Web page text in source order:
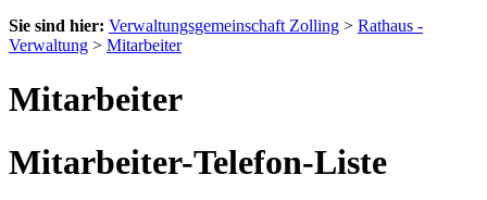
Sie sind hier: Verwaltungsgemeinschaft Zolling > Rathaus -
Verwaltung > Mitarbeiter
Mitarbeiter
Mitarbeiter-Telefon-Liste